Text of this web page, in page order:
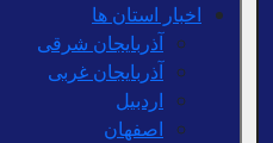
اخبار استان ها
آذربایجان شرقی
آذربایجان غربی
اردبیل
اصفهان